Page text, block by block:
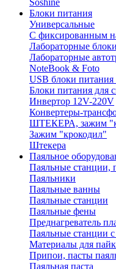
Soshine
Блоки питания
Универсальные
C фиксированным
Лабораторные
Лабораторные
NoteBook & Foto
USB блоки
Блоки питания для
Инвертор 12V-220V
Конвертеры-
ШТЕКЕРА, зажим
Зажим "крокодил"
Штекера
Паяльное
Паяльные станции,
Паяльники
Паяльные ванны
Паяльные станции
Паяльные фены
Преднагреватель
Паяльные станции
Материалы для
Припои, пасты
Паяльная паста